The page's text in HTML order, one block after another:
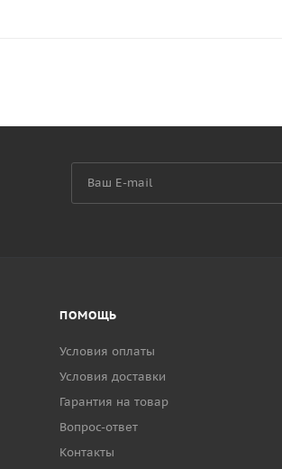
ПОМОЩЬ
Условия оплаты
Условия доставки
Гарантия на товар
Вопрос-ответ
Контакты